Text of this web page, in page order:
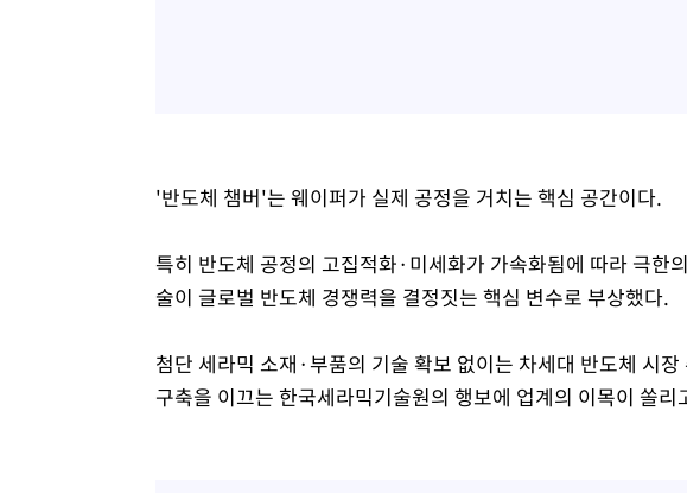
'반도체 챔버'는 웨이퍼가 실제 공정을 거치는 핵심 공간이다.
특히 반도체 공정의 고집적화·미세화가 가속화됨에 따라 극한
술이 글로벌 반도체 경쟁력을 결정짓는 핵심 변수로 부상했다.
첨단 세라믹 소재·부품의 기술 확보 없이는 차세대 반도체 시
구축을 이끄는 한국세라믹기술원의 행보에 업계의 이목이 쏠리